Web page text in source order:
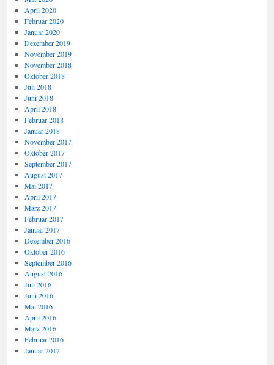
April 2020
Februar 2020
Januar 2020
Dezember 2019
November 2019
November 2018
Oktober 2018
Juli 2018
Juni 2018
April 2018
Februar 2018
Januar 2018
November 2017
Oktober 2017
September 2017
August 2017
Mai 2017
April 2017
März 2017
Februar 2017
Januar 2017
Dezember 2016
Oktober 2016
September 2016
August 2016
Juli 2016
Juni 2016
Mai 2016
April 2016
März 2016
Februar 2016
Januar 2012